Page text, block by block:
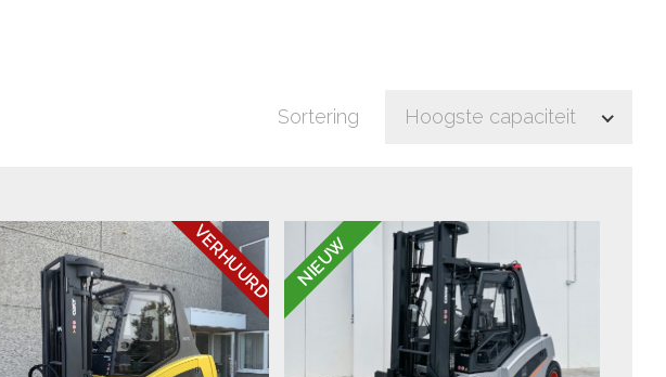
Sortering Hoogste capaciteit
VERHUURD NIEUW